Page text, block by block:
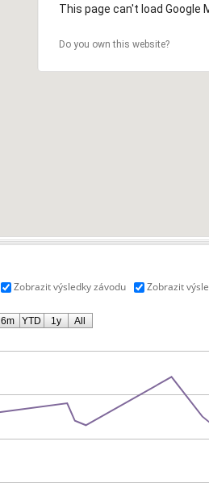
This page can't load Google
Do you own this website?
Zobrazit výsledky závodu
Zobrazit
6m YTD 1y All